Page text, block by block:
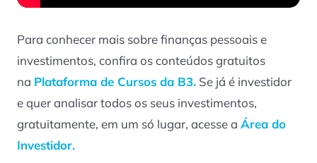
Para conhecer mais sobre finanças pessoais e
investimentos, confira os conteúdos gratuitos
na Plataforma de Cursos da B3. Se já é investidor
e quer analisar todos os seus investimentos,
gratuitamente, em um só lugar, acesse a Área do
Investidor.